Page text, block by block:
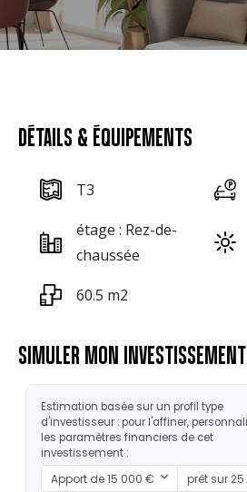
DÉTAILS & ÉQUIPEMENTS
T3
étage : Rez-de-
chaussée
60.5 m2
SIMULER MON INVESTISSEMENT